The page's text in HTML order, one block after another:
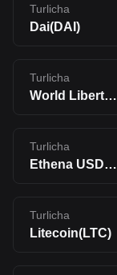
Turlicha
Dai(DAI)
Turlicha
World Liberty Financial USD(USD1)
Turlicha
Ethena USDe(USDe)
Turlicha
Litecoin(LTC)